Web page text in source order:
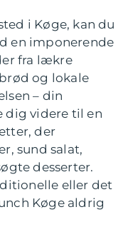
i Køge, kan du
en imponerende
fra lækre
og lokale
– din
dig videre til en
der
sund salat,
desserter.
eller det
Køge aldrig